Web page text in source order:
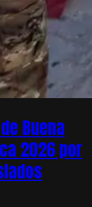
Buena
2026 por